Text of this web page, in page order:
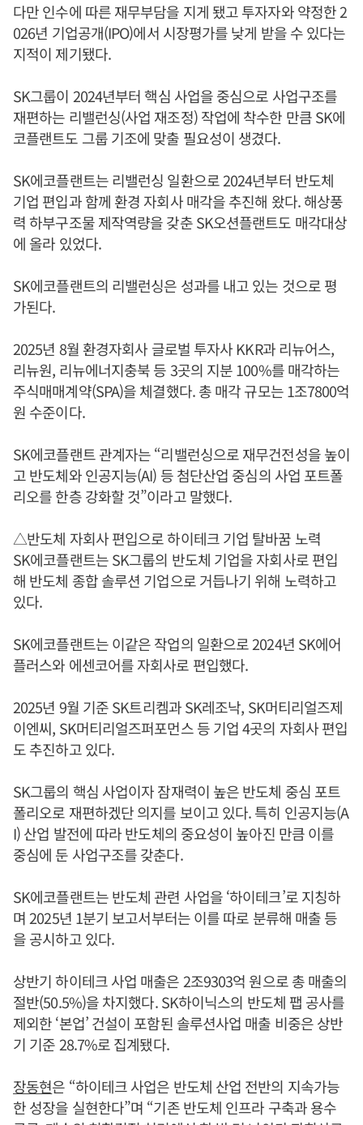
다만 인수에 따른 재무부담을 지게 됐고 투자자와 약정한 2
026년 기업공개(IPO)에서 시장평가를 낮게 받을 수 있다는
지적이 제기됐다.
SK그룹이 2024년부터 핵심 사업을 중심으로 사업구조를
재편하는 리밸런싱(사업 재조정) 작업에 착수한 만큼 SK에
코플랜트도 그룹 기조에 맞출 필요성이 생겼다.
SK에코플랜트는 리밸런싱 일환으로 2024년부터 반도체
기업 편입과 함께 환경 자회사 매각을 추진해 왔다. 해상풍
력 하부구조물 제작역량을 갖춘 SK오션플랜트도 매각대상
에 올라 있었다.
SK에코플랜트의 리밸런싱은 성과를 내고 있는 것으로 평
가된다.
2025년 8월 환경자회사 글로벌 투자사 KKR과 리뉴어스,
리뉴원, 리뉴에너지충북 등 3곳의 지분 100%를 매각하는
주식매매계약(SPA)을 체결했다. 총 매각 규모는 1조7800억
원 수준이다.
SK에코플랜트 관계자는 “리밸런싱으로 재무건전성을 높이
고 반도체와 인공지능(AI) 등 첨단산업 중심의 사업 포트폴
리오를 한층 강화할 것”이라고 말했다.
△반도체 자회사 편입으로 하이테크 기업 탈바꿈 노력
SK에코플랜트는 SK그룹의 반도체 기업을 자회사로 편입
해 반도체 종합 솔루션 기업으로 거듭나기 위해 노력하고
있다.
SK에코플랜트는 이같은 작업의 일환으로 2024년 SK에어
플러스와 에센코어를 자회사로 편입했다.
2025년 9월 기준 SK트리켐과 SK레조낙, SK머티리얼즈제
이엔씨, SK머티리얼즈퍼포먼스 등 기업 4곳의 자회사 편입
도 추진하고 있다.
SK그룹의 핵심 사업이자 잠재력이 높은 반도체 중심 포트
폴리오로 재편하겠단 의지를 보이고 있다. 특히 인공지능(A
I) 산업 발전에 따라 반도체의 중요성이 높아진 만큼 이를
중심에 둔 사업구조를 갖춘다.
SK에코플랜트는 반도체 관련 사업을 ‘하이테크’로 지칭하
며 2025년 1분기 보고서부터는 이를 따로 분류해 매출 등
을 공시하고 있다.
상반기 하이테크 사업 매출은 2조9303억 원으로 총 매출의
절반(50.5%)을 차지했다. SK하이닉스의 반도체 팹 공사를
제외한 ‘본업’ 건설이 포함된 솔루션사업 매출 비중은 상반
기 기준 28.7%로 집계됐다.
장동현은 “하이테크 사업은 반도체 산업 전반의 지속가능
한 성장을 실현한다”며 “기존 반도체 인프라 구축과 용수